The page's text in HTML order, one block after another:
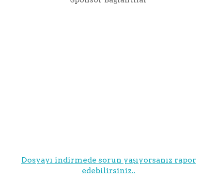
Dosyayı indirmede sorun yaşıyorsanız rapor
edebilirsiniz..